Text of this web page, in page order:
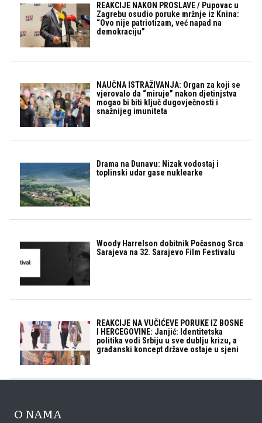
REAKCIJE NAKON PROSLAVE / Pupovac u
Zagrebu osudio poruke mržnje iz Knina:
“Ovo nije patriotizam, već napad na
demokraciju”
NAUČNA ISTRAŽIVANJA: Organ za koji se
vjerovalo da “miruje” nakon djetinjstva
mogao bi biti ključ dugovječnosti i
snažnijeg imuniteta
Drama na Dunavu: Nizak vodostaj i
toplinski udar gase nuklearke
Woody Harrelson dobitnik Počasnog Srca
Sarajeva na 32. Sarajevo Film Festivalu
REAKCIJE NA VUČIĆEVE PORUKE IZ BOSNE
I HERCEGOVINE: Janjić: Identitetska
politika vodi Srbiju u sve dublju krizu, a
građanski koncept države ostaje u sjeni
O NAMA